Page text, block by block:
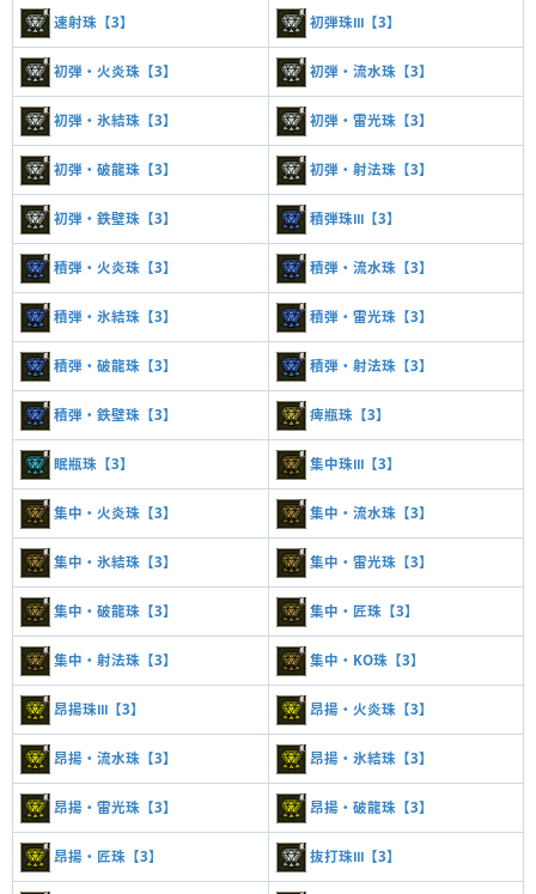
速射珠【3】 初弾珠Ⅲ【3】
初弾・火炎珠【3】 初弾・流水珠【3】
初弾・氷結珠【3】 初弾・雷光珠【3】
初弾・破龍珠【3】 初弾・射法珠【3】
初弾・鉄壁珠【3】 積弾珠Ⅲ【3】
積弾・火炎珠【3】 積弾・流水珠【3】
積弾・氷結珠【3】 積弾・雷光珠【3】
積弾・破龍珠【3】 積弾・射法珠【3】
積弾・鉄壁珠【3】 痺瓶珠【3】
眠瓶珠【3】 集中珠Ⅲ【3】
集中・火炎珠【3】 集中・流水珠【3】
集中・氷結珠【3】 集中・雷光珠【3】
集中・破龍珠【3】 集中・匠珠【3】
集中・射法珠【3】 集中・KO珠【3】
昂揚珠Ⅲ【3】 昂揚・火炎珠【3】
昂揚・流水珠【3】 昂揚・氷結珠【3】
昂揚・雷光珠【3】 昂揚・破龍珠【3】
昂揚・匠珠【3】 抜打珠Ⅲ【3】